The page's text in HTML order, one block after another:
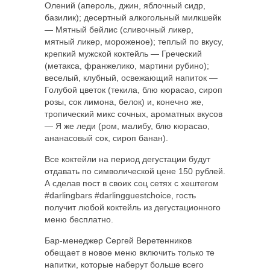
Олений (апероль, джин, яблочный сидр,
базилик); десертный алкогольный милкшейк
— Мятный бейлис (сливочный ликер,
мятный ликер, мороженое); теплый по вкусу,
крепкий мужской коктейль — Греческий
(метакса, франжелико, мартини рубино);
веселый, клубный, освежающий напиток —
Голубой цветок (текила, блю кюрасао, сироп
розы, сок лимона, белок) и, конечно же,
тропический микс сочных, ароматных вкусов
— Я же леди (ром, малибу, блю кюрасао,
ананасовый сок, сироп банан).
Все коктейли на период дегустации будут
отдавать по символической цене 150 рублей.
А сделав пост в своих соц сетях с хештегом
#darlingbars #darlingguestchoice, гость
получит любой коктейль из дегустационного
меню бесплатно.
Бар-менеджер Сергей Веретенников
обещает в новое меню включить только те
напитки, которые наберут больше всего